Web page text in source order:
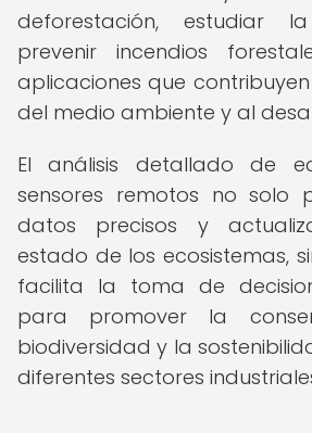
deforestación, estudiar
prevenir incendios
aplicaciones que
del medio ambiente y al
El análisis detallado de
sensores remotos no solo
datos precisos y
estado de los ecosistemas,
facilita la toma de
para promover la
biodiversidad y la
diferentes sectores